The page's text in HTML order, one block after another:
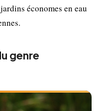
économes en eau
genre